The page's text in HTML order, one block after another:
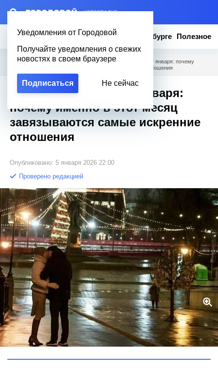
– НОВОСТИ ДНЯ
Уведомления от Городовой
Получайте уведомления о свежих
новостях в своем браузере
Подписаться Не сейчас
Новости Эксклюзив Вопросы о Петербурге Полезное
Городовой Новости Петербурга / Неожиданный секрет января: почему
именно в этот месяц завязываются самые искренние отношения
Неожиданный секрет января:
почему именно в этот месяц
завязываются самые искренние
отношения
Опубликовано: 5 января 2026 22:00
Проверено редакцией
Неожиданный секрет января: почему именно в этот месяц
завязываются самые искренние отношения
Global Look Press / Roman Denisov